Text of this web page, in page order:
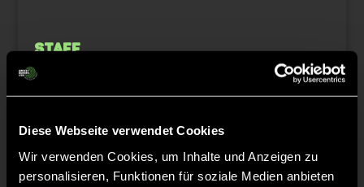
Diese Webseite verwendet Cookies
Wir verwenden Cookies, um Inhalte und Anzeigen zu
personalisieren, Funktionen für soziale Medien anbieten
Staff
Lars SCHMIDT
Benedikt HOLZKNECHT